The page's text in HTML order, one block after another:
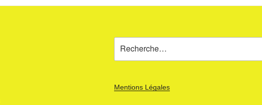
pour
:
Mentions Légales